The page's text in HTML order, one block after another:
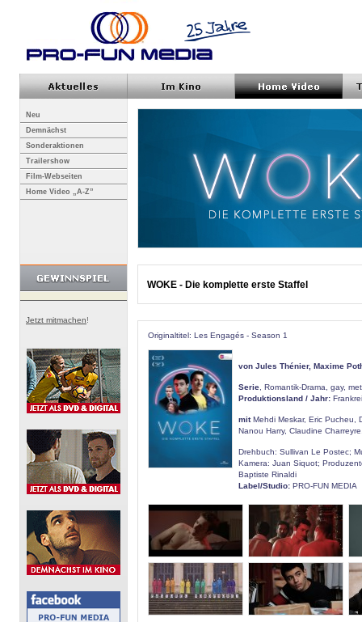
Neu
Demnächst
Sonderaktionen
Trailershow
Film-Webseiten
Home Video „A-Z”
Jetzt mitmachen!
WOKE - Die komplette erste Staffel
Originaltitel: Les Engagés - Season 1
von Jules Thénier, Maxime
Serie , Romantik-Drama, gay,
Produktionsland / Jahr:
mitMehdi Meskar, Eric Pucheu,
Nanou Harry, Claudine
Drehbuch: Sullivan Le Postec;
Kamera: Juan Siquot;
Baptiste Rinaldi
Label/Studio: PRO-FUN MEDIA